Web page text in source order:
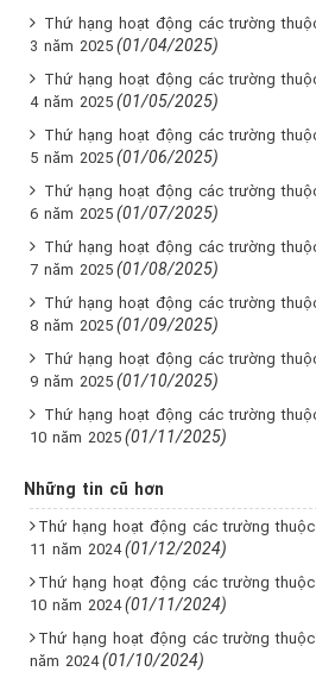
Thứ hạng hoạt động các trường
3 năm 2025 (01/04/2025)
Thứ hạng hoạt động các trường
4 năm 2025 (01/05/2025)
Thứ hạng hoạt động các trường
5 năm 2025 (01/06/2025)
Thứ hạng hoạt động các trường
6 năm 2025 (01/07/2025)
Thứ hạng hoạt động các trường
7 năm 2025 (01/08/2025)
Thứ hạng hoạt động các trường
8 năm 2025 (01/09/2025)
Thứ hạng hoạt động các trường
9 năm 2025 (01/10/2025)
Thứ hạng hoạt động các trường
10 năm 2025 (01/11/2025)
Những tin cũ hơn
Thứ hạng hoạt động các trường
11 năm 2024 (01/12/2024)
Thứ hạng hoạt động các trường
10 năm 2024 (01/11/2024)
Thứ hạng hoạt động các trường
năm 2024 (01/10/2024)